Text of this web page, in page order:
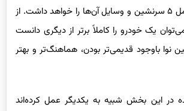
فضای کافی برای حمل ۵ سرنشین و وسایل آن‌ها را خواهد داشت. از
یک خودرو را کاملاً برتر از دیگری دانست
نوا باوجود قدیمی‌تر بودن، هماهنگ‌تر و بهتر
در این بخش شبیه به یکدیگر عمل کرده‌اند